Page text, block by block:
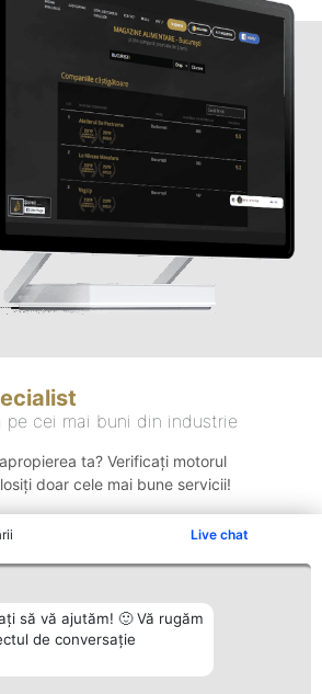
Live chat
să vă ajutăm! 🙂 Vă rugăm
de conversație
pe cei mai buni din industrie
ta? Verificați motorul
doar cele mai bune servicii!